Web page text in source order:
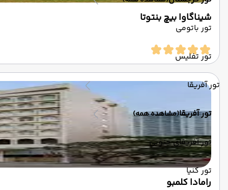
تور باتومی
تور تفلیس
تور آفریقا
تور آفریقا(مشاهده همه)
تور آفریقای جنوبی
تور کنیا
شیناگاوا بیچ بنتوتا
رامادا کلمبو